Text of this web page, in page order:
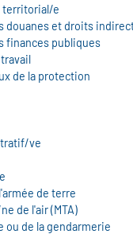
territorial/e
douanes et droits
finances publiques
de la protection
ve
de terre
de l'air (MTA)
ou de la gendarmerie